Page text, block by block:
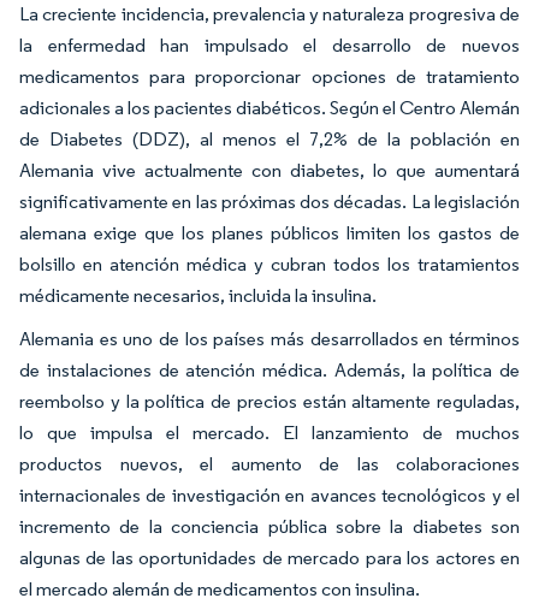
La creciente incidencia, prevalencia y naturaleza progresiva de
la enfermedad han impulsado el desarrollo de nuevos
medicamentos para proporcionar opciones de tratamiento
adicionales a los pacientes diabéticos. Según el Centro Alemán
de Diabetes (DDZ), al menos el 7,2% de la población en
Alemania vive actualmente con diabetes, lo que aumentará
significativamente en las próximas dos décadas. La legislación
alemana exige que los planes públicos limiten los gastos de
bolsillo en atención médica y cubran todos los tratamientos
médicamente necesarios, incluida la insulina.
Alemania es uno de los países más desarrollados en términos
de instalaciones de atención médica. Además, la política de
reembolso y la política de precios están altamente reguladas,
lo que impulsa el mercado. El lanzamiento de muchos
productos nuevos, el aumento de las colaboraciones
internacionales de investigación en avances tecnológicos y el
incremento de la conciencia pública sobre la diabetes son
algunas de las oportunidades de mercado para los actores en
el mercado alemán de medicamentos con insulina.